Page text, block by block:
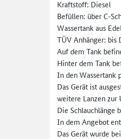
Kraftstoff: Diesel
Befüllen: über C-
Wassertank aus
TÜV Anhänger: bis
Auf dem Tank
Hinter dem Tank
In den Wassertank
Das Gerät ist
weitere Lanzen zur
Die Schlauchlänge
In dem Angebot
Das Gerät wurde